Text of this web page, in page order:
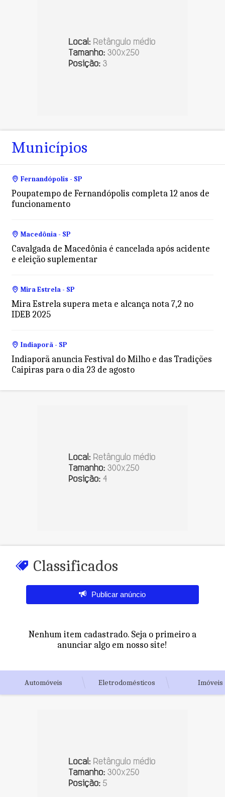
Municípios
Fernandópolis - SP
Poupatempo de Fernandópolis completa 12 anos de
funcionamento
Macedônia - SP
Cavalgada de Macedônia é cancelada após acidente
e eleição suplementar
Mira Estrela - SP
Mira Estrela supera meta e alcança nota 7,2 no
IDEB 2025
Indiaporã - SP
Indiaporã anuncia Festival do Milho e das Tradições
Caipiras para o dia 23 de agosto
Classificados
Publicar anúncio
Nenhum item cadastrado. Seja o primeiro a
anunciar algo em nosso site!
Automóveis Eletrodomésticos Imóveis